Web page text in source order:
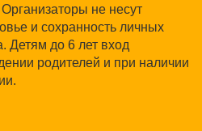
не несут
и сохранность личных
Детям до 6 лет вход
родителей и при наличии